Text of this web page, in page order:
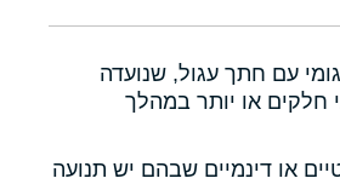
עם חתך עגול, שנועדה
חלקים או יותר במהלך
או דינמיים שבהם יש תנועה